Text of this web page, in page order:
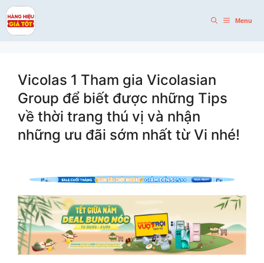
Skip
to
content
Menu
Vicolas 1 Tham gia Vicolasian
Group để biết được những Tips
về thời trang thú vị và nhận
những ưu đãi sớm nhất từ Vi nhé!